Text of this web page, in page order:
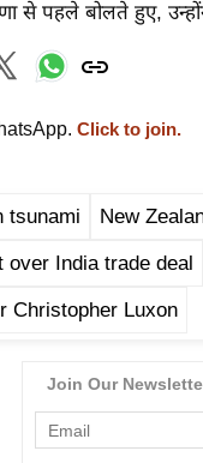
से पहले बोलते हुए,
Click to join.
tsunami New
over India trade deal
Christopher Luxon